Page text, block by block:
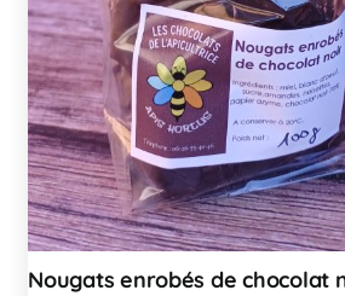
Nougats enrobés de chocolat